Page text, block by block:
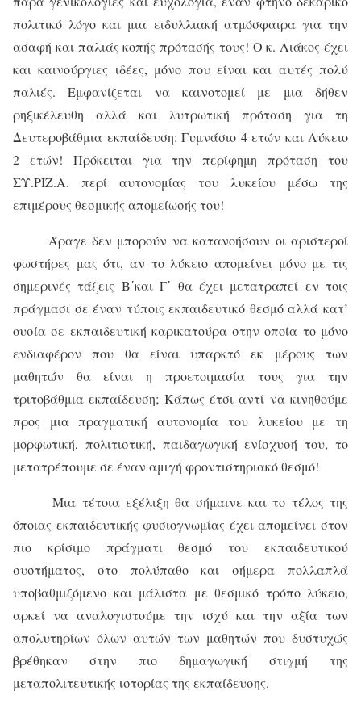
πολιτικό λόγο και μια ειδυλλιακή ατμόσφαιρα για την
ασαφή και παλιάς κοπής πρότασής τους! Ο κ. Λιάκος έχει
και καινούργιες ιδέες, μόνο που είναι και αυτές πολύ
παλιές. Εμφανίζεται να καινοτομεί με μια δήθεν
ρηξικέλευθη αλλά και λυτρωτική πρόταση για τη
Δευτεροβάθμια εκπαίδευση: Γυμνάσιο 4 ετών και Λύκειο
2 ετών! Πρόκειται για την περίφημη πρόταση του
ΣΥ.ΡΙΖ.Α. περί αυτονομίας του λυκείου μέσω της
επιμέρους θεσμικής απομείωσής του!
Άραγε δεν μπορούν να κατανοήσουν οι αριστεροί
φωστήρες μας ότι, αν το λύκειο απομείνει μόνο με τις
σημερινές τάξεις Β΄και Γ΄ θα έχει μετατραπεί εν τοις
πράγμασι σε έναν τύποις εκπαιδευτικό θεσμό αλλά κατ’
ουσία σε εκπαιδευτική καρικατούρα στην οποία το μόνο
ενδιαφέρον που θα είναι υπαρκτό εκ μέρους των
μαθητών θα είναι η προετοιμασία τους για την
τριτοβάθμια εκπαίδευση; Κάπως έτσι αντί να κινηθούμε
προς μια πραγματική αυτονομία του λυκείου με τη
μορφωτική, πολιτιστική, παιδαγωγική ενίσχυσή του, το
μετατρέπουμε σε έναν αμιγή φροντιστηριακό θεσμό!
Μια τέτοια εξέλιξη θα σήμαινε και το τέλος της
όποιας εκπαιδευτικής φυσιογνωμίας έχει απομείνει στον
πιο κρίσιμο πράγματι θεσμό του εκπαιδευτικού
συστήματος, στο πολύπαθο και σήμερα πολλαπλά
υποβαθμιζόμενο και μάλιστα με θεσμικό τρόπο λύκειο,
αρκεί να αναλογιστούμε την ισχύ και την αξία των
απολυτηρίων όλων αυτών των μαθητών που δυστυχώς
βρέθηκαν στην πιο δημαγωγική στιγμή της
μεταπολιτευτικής ιστορίας της εκπαίδευσης.